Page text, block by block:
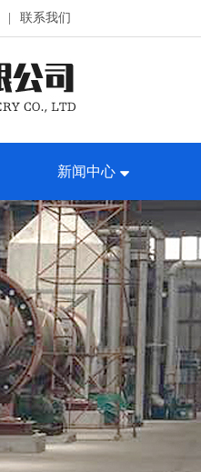
联系我们
新闻中心